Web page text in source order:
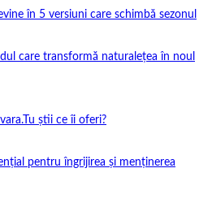
în 5 versiuni care schimbă sezonul
care transformă naturalețea în noul
știi ce îi oferi?
pentru îngrijirea și menținerea